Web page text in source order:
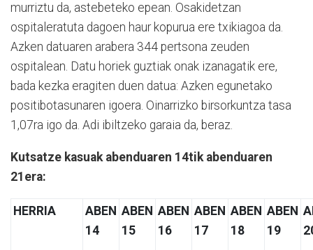
murriztu da, astebeteko epean. Osakidetzan
ospitaleratuta dagoen haur kopurua ere txikiagoa da.
Azken datuaren arabera 344 pertsona zeuden
ospitalean. Datu horiek guztiak onak izanagatik ere,
bada kezka eragiten duen datua: Azken egunetako
positibotasunaren igoera. Oinarrizko birsorkuntza tasa
1,07ra igo da. Adi ibiltzeko garaia da, beraz.
Kutsatze kasuak abenduaren 14tik abenduaren
21era:
HERRIA
ABEN
14
ABEN
15
ABEN
16
ABEN
17
ABEN
18
ABEN
19